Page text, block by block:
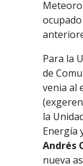
Para la
de
venia al
la
Energía
Andrés
nueva